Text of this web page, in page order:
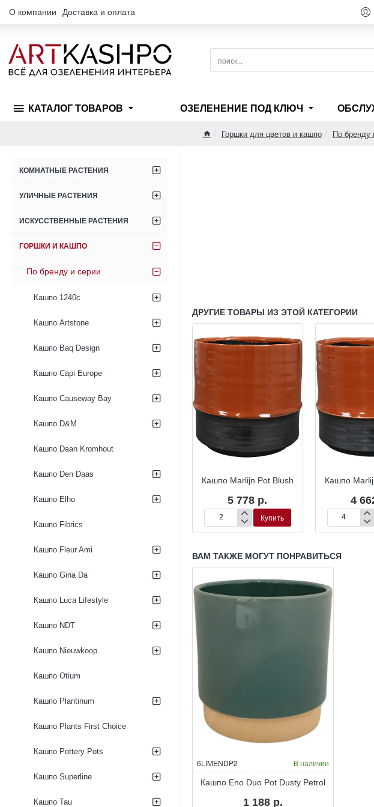
О компании Доставка и оплата
поиск...
КАТАЛОГ ТОВАРОВ ОЗЕЛЕНЕНИЕ ПОД КЛЮЧ
Горшки для цветов и кашпо По бренду
КОМНАТНЫЕ РАСТЕНИЯ
УЛИЧНЫЕ РАСТЕНИЯ
ИСКУССТВЕННЫЕ РАСТЕНИЯ
ГОРШКИ И КАШПО
По бренду и серии
Кашпо 1240c
Кашпо Artstone
Кашпо Baq Design
Кашпо Capi Europe
Кашпо Causeway Bay
Кашпо D&M
Кашпо Daan Kromhout
Кашпо Den Daas
Кашпо Elho
Кашпо Fibrics
Кашпо Fleur Ami
Кашпо Gina Da
Кашпо Luca Lifestyle
Кашпо NDT
Кашпо Nieuwkoop
Кашпо Otium
Кашпо Plantinum
Кашпо Plants First Choice
Кашпо Pottery Pots
Кашпо Superline
Кашпо Tau
ДРУГИЕ ТОВАРЫ ИЗ ЭТОЙ КАТЕГОРИИ
Кашпо Marlijn Pot Thyme
Кашпо
Thyme
Кашпо Marlijn Pot Blush
5 778 р.
Кашпо
Marlijn
Blush
Купить
Кашпо
4
Кашпо
Marlijn
Blush
ВАМ ТАКЖЕ МОГУТ ПОНРАВИТЬСЯ
6LIMENDP2 В наличии
Кашпо Eno Duo Pot Dusty Petrol
1 188 р.